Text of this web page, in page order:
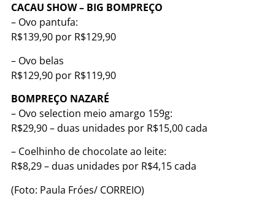
CACAU SHOW – BIG BOMPREÇO
– Ovo pantufa:
R$139,90 por R$129,90
– Ovo belas
R$129,90 por R$119,90
BOMPREÇO NAZARÉ
– Ovo selection meio amargo 159g:
R$29,90 – duas unidades por R$15,00 cada
– Coelhinho de chocolate ao leite:
R$8,29 – duas unidades por R$4,15 cada
(Foto: Paula Fróes/ CORREIO)